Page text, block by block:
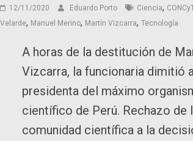
12/11/2020 Eduardo Porto Ciencia,
Velarde, Manuel Merino, Martín Vizcarra, Tecnología
A horas de la destitución de
Vizcarra, la funcionaria dimitió
presidenta del máximo
científico de Perú. Rechazo de
comunidad científica a la